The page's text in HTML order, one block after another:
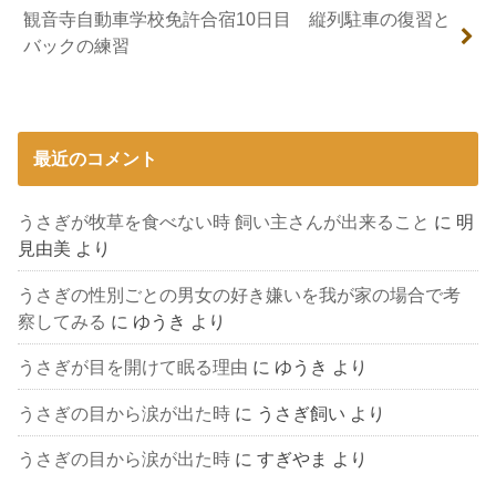
観音寺自動車学校免許合宿10日目 縦列駐車の復習と
バックの練習
最近のコメント
うさぎが牧草を食べない時 飼い主さんが出来ること に 明
見由美 より
うさぎの性別ごとの男女の好き嫌いを我が家の場合で考
察してみる に ゆうき より
うさぎが目を開けて眠る理由 に ゆうき より
うさぎの目から涙が出た時 に うさぎ飼い より
うさぎの目から涙が出た時 にすぎやま より